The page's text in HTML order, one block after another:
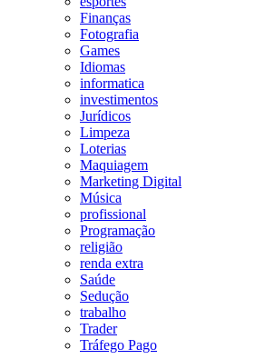
Finanças
Fotografia
Games
Idiomas
informatica
investimentos
Jurídicos
Limpeza
Loterias
Maquiagem
Marketing Digital
Música
profissional
Programação
religião
renda extra
Saúde
Sedução
trabalho
Trader
Tráfego Pago